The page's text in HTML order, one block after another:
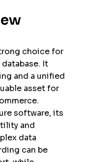
choice for
database. It
and a unified
asset for
software, its
and
data
can be